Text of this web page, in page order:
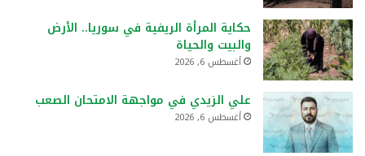
حكاية المرأة الريفية في سوريا.. الأرض
والبيت والحياة
أغسطس 6, 2026
علي الزيدي في مواجهة الامتحان الصعب
أغسطس 6, 2026